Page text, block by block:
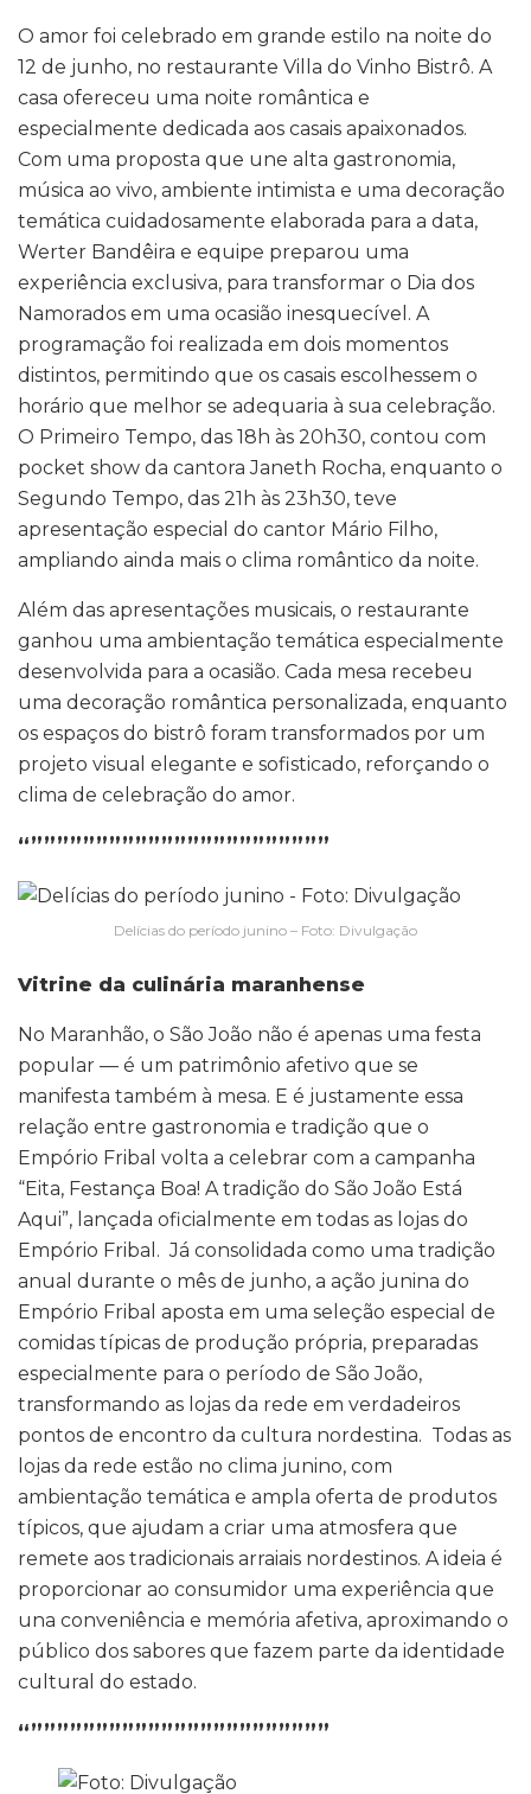
O amor foi celebrado em grande estilo na noite do
12 de junho, no restaurante Villa do Vinho Bistrô. A
casa ofereceu uma noite romântica e
especialmente dedicada aos casais apaixonados.
Com uma proposta que une alta gastronomia,
música ao vivo, ambiente intimista e uma decoração
temática cuidadosamente elaborada para a data,
Werter Bandêira e equipe preparou uma
experiência exclusiva, para transformar o Dia dos
Namorados em uma ocasião inesquecível. A
programação foi realizada em dois momentos
distintos, permitindo que os casais escolhessem o
horário que melhor se adequaria à sua celebração.
O Primeiro Tempo, das 18h às 20h30, contou com
pocket show da cantora Janeth Rocha, enquanto o
Segundo Tempo, das 21h às 23h30, teve
apresentação especial do cantor Mário Filho,
ampliando ainda mais o clima romântico da noite.
Além das apresentações musicais, o restaurante
ganhou uma ambientação temática especialmente
desenvolvida para a ocasião. Cada mesa recebeu
uma decoração romântica personalizada, enquanto
os espaços do bistrô foram transformados por um
projeto visual elegante e sofisticado, reforçando o
clima de celebração do amor.
“”””””””””””””””””””””””
Delícias do período junino – Foto: Divulgação
Vitrine da culinária maranhense
No Maranhão, o São João não é apenas uma festa
popular — é um patrimônio afetivo que se
manifesta também à mesa. E é justamente essa
relação entre gastronomia e tradição que o
Empório Fribal volta a celebrar com a campanha
“Eita, Festança Boa! A tradição do São João Está
Aqui”, lançada oficialmente em todas as lojas do
Empório Fribal. Já consolidada como uma tradição
anual durante o mês de junho, a ação junina do
Empório Fribal aposta em uma seleção especial de
comidas típicas de produção própria, preparadas
especialmente para o período de São João,
transformando as lojas da rede em verdadeiros
pontos de encontro da cultura nordestina. Todas as
lojas da rede estão no clima junino, com
ambientação temática e ampla oferta de produtos
típicos, que ajudam a criar uma atmosfera que
remete aos tradicionais arraiais nordestinos. A ideia é
proporcionar ao consumidor uma experiência que
una conveniência e memória afetiva, aproximando o
público dos sabores que fazem parte da identidade
cultural do estado.
“”””””””””””””””””””””””